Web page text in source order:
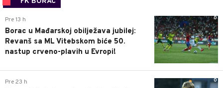
0
Pre 13 h
Borac u Mađarskoj obilježava jubilej:
Revanš sa ML Vitebskom biće 50.
nastup crveno-plavih u Evropi!
0
Pre 23 h